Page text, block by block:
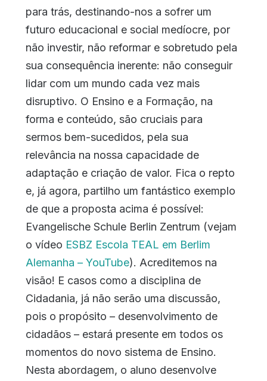
para trás, destinando-nos a sofrer um
futuro educacional e social medíocre, por
não investir, não reformar e sobretudo pela
sua consequência inerente: não conseguir
lidar com um mundo cada vez mais
disruptivo. O Ensino e a Formação, na
forma e conteúdo, são cruciais para
sermos bem-sucedidos, pela sua
relevância na nossa capacidade de
adaptação e criação de valor. Fica o repto
e, já agora, partilho um fantástico exemplo
de que a proposta acima é possível:
Evangelische Schule Berlin Zentrum (vejam
o vídeo ESBZ Escola TEAL em Berlim
Alemanha – YouTube). Acreditemos na
visão! E casos como a disciplina de
Cidadania, já não serão uma discussão,
pois o propósito – desenvolvimento de
cidadãos – estará presente em todos os
momentos do novo sistema de Ensino.
Nesta abordagem, o aluno desenvolve